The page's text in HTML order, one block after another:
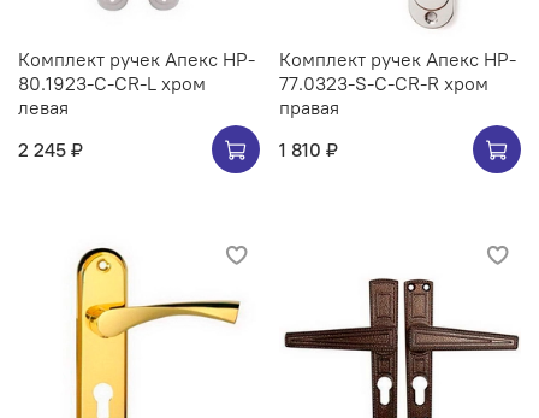
Комплект ручек Апекс HP-
80.1923-C-CR-L хром
левая
2 245 ₽
Комплект ручек Апекс HP-
77.0323-S-C-CR-R хром
правая
1 810 ₽